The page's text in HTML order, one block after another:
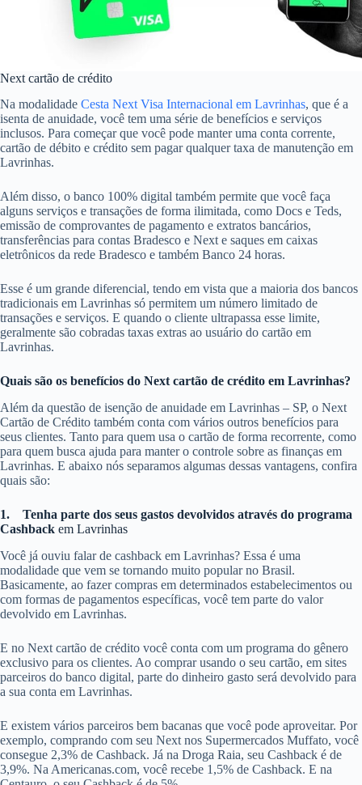
Next cartão de crédito
Na modalidade Cesta Next Visa Internacional em Lavrinhas, que é a
isenta de anuidade, você tem uma série de benefícios e serviços
inclusos. Para começar que você pode manter uma conta corrente,
cartão de débito e crédito sem pagar qualquer taxa de manutenção em
Lavrinhas.
Além disso, o banco 100% digital também permite que você faça
alguns serviços e transações de forma ilimitada, como Docs e Teds,
emissão de comprovantes de pagamento e extratos bancários,
transferências para contas Bradesco e Next e saques em caixas
eletrônicos da rede Bradesco e também Banco 24 horas.
Esse é um grande diferencial, tendo em vista que a maioria dos bancos
tradicionais em Lavrinhas só permitem um número limitado de
transações e serviços. E quando o cliente ultrapassa esse limite,
geralmente são cobradas taxas extras ao usuário do cartão em
Lavrinhas.
Quais são os benefícios do Next cartão de crédito em Lavrinhas?
Além da questão de isenção de anuidade em Lavrinhas – SP, o Next
Cartão de Crédito também conta com vários outros benefícios para
seus clientes. Tanto para quem usa o cartão de forma recorrente, como
para quem busca ajuda para manter o controle sobre as finanças em
Lavrinhas. E abaixo nós separamos algumas dessas vantagens, confira
quais são:
1.
Tenha parte dos seus gastos devolvidos através do programa
Cashback em Lavrinhas
Você já ouviu falar de cashback em Lavrinhas? Essa é uma
modalidade que vem se tornando muito popular no Brasil.
Basicamente, ao fazer compras em determinados estabelecimentos ou
com formas de pagamentos específicas, você tem parte do valor
devolvido em Lavrinhas.
E no Next cartão de crédito você conta com um programa do gênero
exclusivo para os clientes. Ao comprar usando o seu cartão, em sites
parceiros do banco digital, parte do dinheiro gasto será devolvido para
a sua conta em Lavrinhas.
E existem vários parceiros bem bacanas que você pode aproveitar. Por
exemplo, comprando com seu Next nos Supermercados Muffato, você
consegue 2,3% de Cashback. Já na Droga Raia, seu Cashback é de
3,9%. Na Americanas.com, você recebe 1,5% de Cashback. E na